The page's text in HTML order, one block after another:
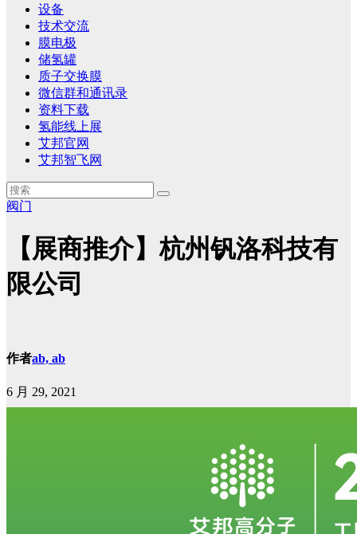
设备
技术交流
膜电极
储氢罐
质子交换膜
微信群和通讯录
资料下载
氢能线上展
艾邦官网
艾邦智飞网
阀门
【展商推介】杭州钒洛科技有
限公司
作者ab, ab
6 月 29, 2021